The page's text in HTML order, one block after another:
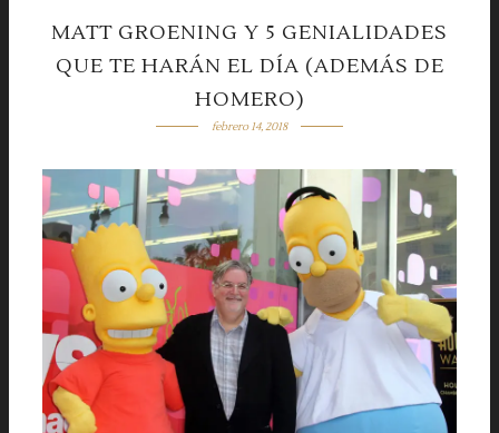
MATT GROENING Y 5 GENIALIDADES
QUE TE HARÁN EL DÍA (ADEMÁS DE
HOMERO)
febrero 14, 2018